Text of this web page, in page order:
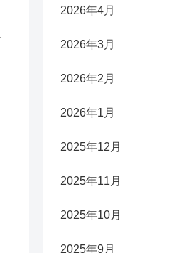
2026年4月
2026年3月
2026年2月
2026年1月
2025年12月
2025年11月
2025年10月
2025年9月